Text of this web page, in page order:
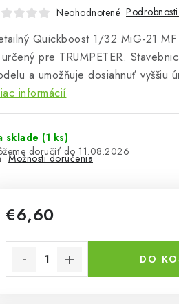
Neohodnotené
Quickboost 1/32 MiG-21
pre TRUMPETER.
a umožňuje dosiahnuť vyššiu
informácií
sklade (1 ks)
11.08.2026
Možnosti doručenia
€6,60
DO